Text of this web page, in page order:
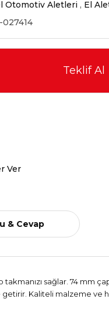
Otomotiv Aletleri , El
027414
Teklif Al
Ver
& Cevap
sağlar. 74 mm
Kaliteli malzeme ve